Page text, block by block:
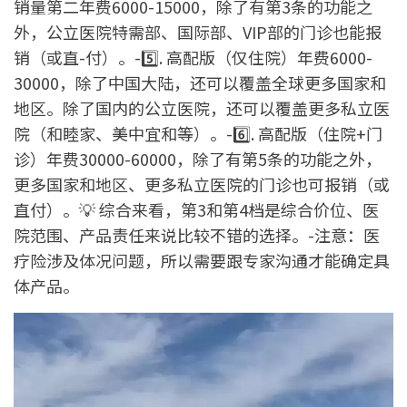
销量第二年费6000-15000，除了有第3条的功能之
外，公立医院特需部、国际部、VIP部的门诊也能报
销（或直-付）。-5️⃣. 高配版（仅住院）年费6000-
30000，除了中国大陆，还可以覆盖全球更多国家和
地区。除了国内的公立医院，还可以覆盖更多私立医
院（和睦家、美中宜和等）。-6️⃣. 高配版（住院+门
诊）年费30000-60000，除了有第5条的功能之外，
更多国家和地区、更多私立医院的门诊也可报销（或
直付）。💡 综合来看，第3和第4档是综合价位、医
院范围、产品责任来说比较不错的选择。-注意：医
疗险涉及体况问题，所以需要跟专家沟通才能确定具
体产品。